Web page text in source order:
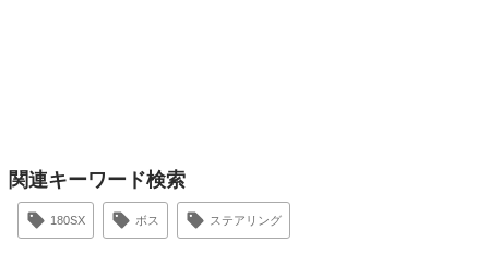
関連キーワード検索
180SX ボス ステアリング